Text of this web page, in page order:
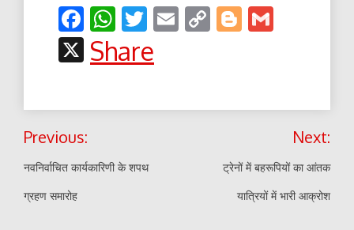
Facebook
WhatsApp
Twitter
EmailCopyBlogger
X
Share
Post
navigation
Previous:
नवनिर्वाचित कार्यकारिणी के शपथ
ग्रहण समारोह
Next:
ट्रेनों में बहरूपियों का आंतक
यात्रियों में भारी आक्रोश